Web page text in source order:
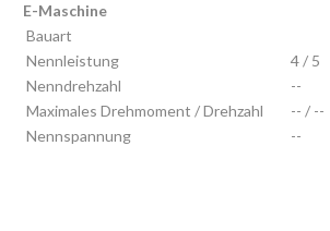
E-Maschine
Bauart
Nennleistung
4 / 5
Nenndrehzahl
--
Maximales Drehmoment / Drehzahl
-- / --
Nennspannung
--